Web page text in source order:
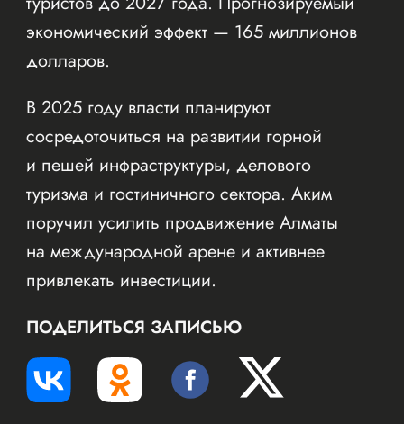
экономический эффект — 165 миллионов
долларов.
В 2025 году власти планируют
сосредоточиться на развитии горной
и пешей инфраструктуры, делового
туризма и гостиничного сектора. Аким
поручил усилить продвижение Алматы
на международной арене и активнее
привлекать инвестиции.
ПОДЕЛИТЬСЯ ЗАПИСЬЮ